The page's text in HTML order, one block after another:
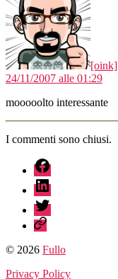
[oink]
24/11/2007 alle 01:29
mooooolto interessante
I commenti sono chiusi.
fb
linkedin
twitter
sessionize
© 2026 Fullo
Privacy Policy